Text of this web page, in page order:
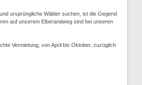
ursprüngliche Wälder suchen, ist die Gegend
auf unserem Elberandweg sind bei unseren
Vermietung, von April bis Oktober, zuzüglich